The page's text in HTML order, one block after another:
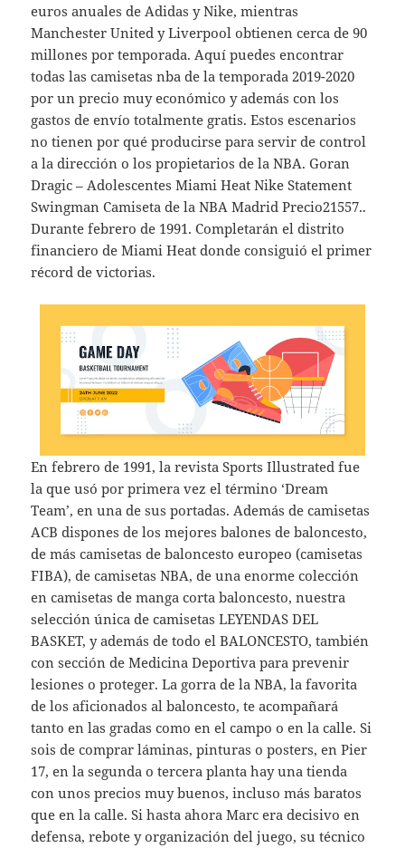
euros anuales de Adidas y Nike, mientras
Manchester United y Liverpool obtienen cerca de 90
millones por temporada. Aquí puedes encontrar
todas las camisetas nba de la temporada 2019-2020
por un precio muy económico y además con los
gastos de envío totalmente gratis. Estos escenarios
no tienen por qué producirse para servir de control
a la dirección o los propietarios de la NBA. Goran
Dragic – Adolescentes Miami Heat Nike Statement
Swingman Camiseta de la NBA Madrid Precio21557..
Durante febrero de 1991. Completarán el distrito
financiero de Miami Heat donde consiguió el primer
récord de victorias.
En febrero de 1991, la revista Sports Illustrated fue
la que usó por primera vez el término ‘Dream
Team’, en una de sus portadas. Además de camisetas
ACB dispones de los mejores balones de baloncesto,
de más camisetas de baloncesto europeo (camisetas
FIBA), de camisetas NBA, de una enorme colección
en camisetas de manga corta baloncesto, nuestra
selección única de camisetas LEYENDAS DEL
BASKET, y además de todo el BALONCESTO, también
con sección de Medicina Deportiva para prevenir
lesiones o proteger. La gorra de la NBA, la favorita
de los aficionados al baloncesto, te acompañará
tanto en las gradas como en el campo o en la calle. Si
sois de comprar láminas, pinturas o posters, en Pier
17, en la segunda o tercera planta hay una tienda
con unos precios muy buenos, incluso más baratos
que en la calle. Si hasta ahora Marc era decisivo en
defensa, rebote y organización del juego, su técnico